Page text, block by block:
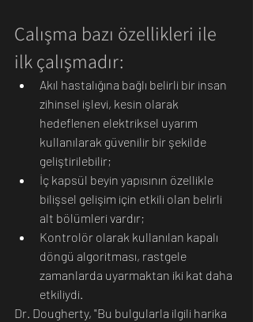
Çalışma bazı özellikleri ile
ilk çalışmadır:
Akıl hastalığına bağlı belirli bir insan
zihinsel işlevi, kesin olarak
hedeflenen elektriksel uyarım
kullanılarak güvenilir bir şekilde
geliştirilebilir;
İç kapsül beyin yapısının özellikle
bilişsel gelişim için etkili olan belirli
alt bölümleri vardır;
Kontrolör olarak kullanılan kapalı
döngü algoritması, rastgele
zamanlarda uyarmaktan iki kat daha
etkiliydi.
Dr. Dougherty, "Bu bulgularla ilgili harika